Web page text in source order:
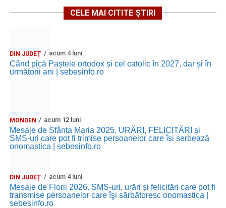
CELE MAI CITITE ȘTIRI
DIN JUDEȚ acum 4 luni
Când pică Paștele ortodox și cel catolic în 2027, dar și în
următorii ani | sebesinfo.ro
MONDEN acum 12 luni
Mesaje de Sfânta Maria 2025. URĂRI, FELICITĂRI și
SMS-uri care pot fi trimise persoanelor care își serbează
onomastica | sebesinfo.ro
DIN JUDEȚ acum 4 luni
Mesaje de Florii 2026. SMS-uri, urări și felicitări care pot fi
transmise persoanelor care îşi sărbătoresc onomastica |
sebesinfo.ro